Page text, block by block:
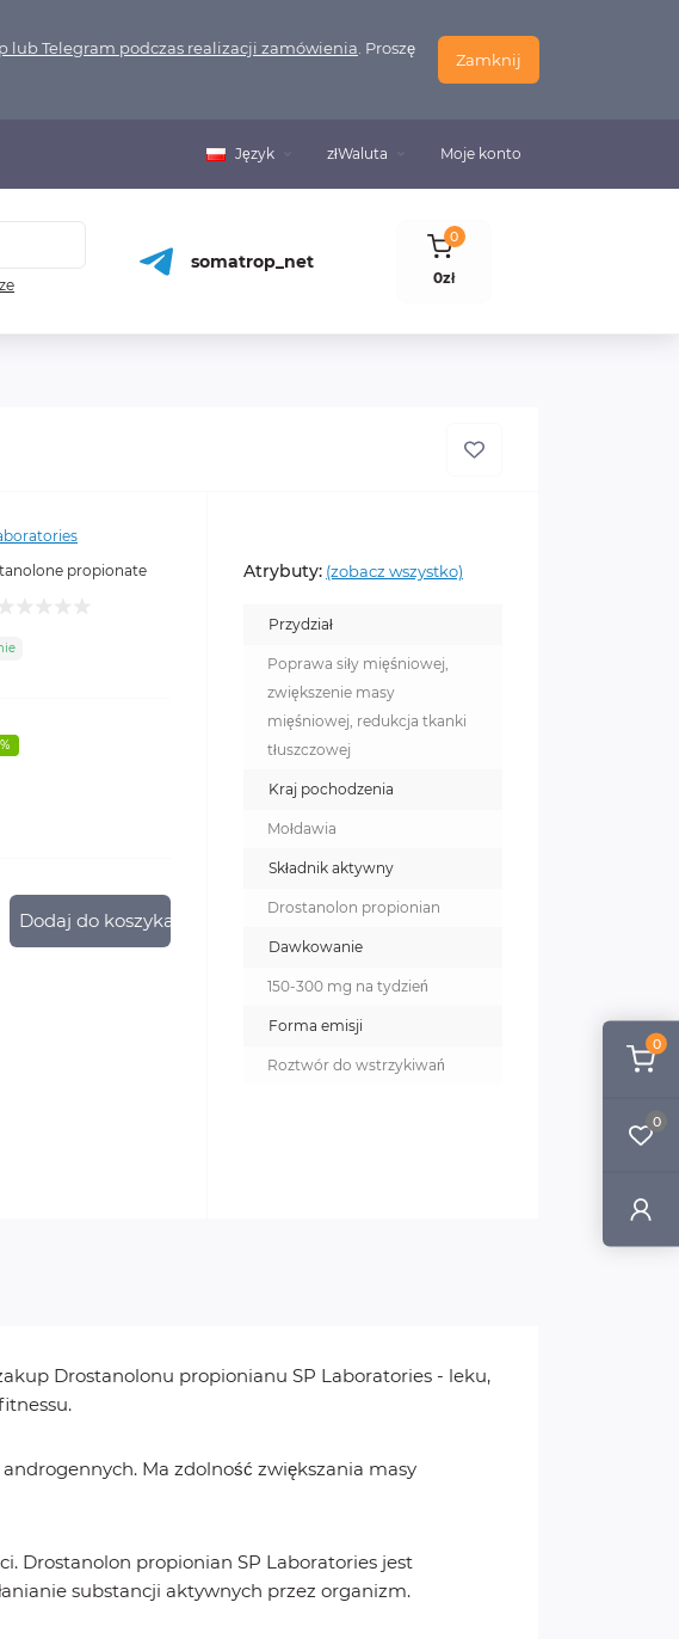
0
0
Telegram podczas realizacji zamówienia . Proszę
Zamknij
Język złWaluta Moje konto
somatrop_net
0
0zł
propionate
Dodaj do koszyka
Atrybuty: (zobacz wszystko)
Przydział
Poprawa siły mięśniowej,
zwiększenie masy
mięśniowej, redukcja tkanki
tłuszczowej
Kraj pochodzenia
Mołdawia
Składnik aktywny
Drostanolon propionian
Dawkowanie
150-300 mg na tydzień
Forma emisji
Roztwór do wstrzykiwań
Drostanolonu propionianu SP Laboratories - leku,
Ma zdolność zwiększania masy
Drostanolon propionian SP Laboratories jest
substancji aktywnych przez organizm.